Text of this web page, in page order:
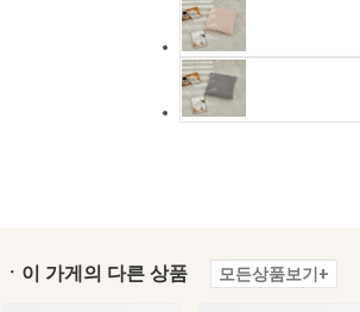
ㆍ이 가게의 다른 상품 모든상품보기+